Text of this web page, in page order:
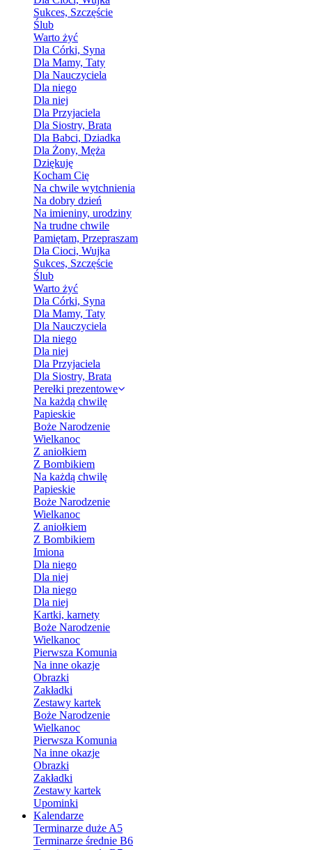
Sukces, Szczęście
Ślub
Warto żyć
Dla Córki, Syna
Dla Mamy, Taty
Dla Nauczyciela
Dla niego
Dla niej
Dla Przyjaciela
Dla Siostry, Brata
Dla Babci, Dziadka
Dla Żony, Męża
Dziękuję
Kocham Cię
Na chwile wytchnienia
Na dobry dzień
Na imieniny, urodziny
Na trudne chwile
Pamiętam, Przepraszam
Dla Cioci, Wujka
Sukces, Szczęście
Ślub
Warto żyć
Dla Córki, Syna
Dla Mamy, Taty
Dla Nauczyciela
Dla niego
Dla niej
Dla Przyjaciela
Dla Siostry, Brata
Perełki prezentowe
Na każdą chwilę
Papieskie
Boże Narodzenie
Wielkanoc
Z aniołkiem
Z Bombikiem
Na każdą chwilę
Papieskie
Boże Narodzenie
Wielkanoc
Z aniołkiem
Z Bombikiem
Imiona
Dla niego
Dla niej
Dla niego
Dla niej
Kartki, karnety
Boże Narodzenie
Wielkanoc
Pierwsza Komunia
Na inne okazje
Obrazki
Zakładki
Zestawy kartek
Boże Narodzenie
Wielkanoc
Pierwsza Komunia
Na inne okazje
Obrazki
Zakładki
Zestawy kartek
Upominki
Kalendarze
Terminarze duże A5
Terminarze średnie B6